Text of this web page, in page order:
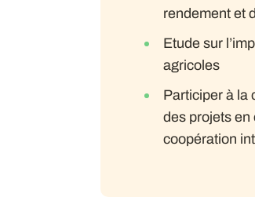
rendement et
Etude sur
agricoles
Participer à la
des projets en
coopération